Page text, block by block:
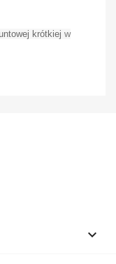
krótkiej w
